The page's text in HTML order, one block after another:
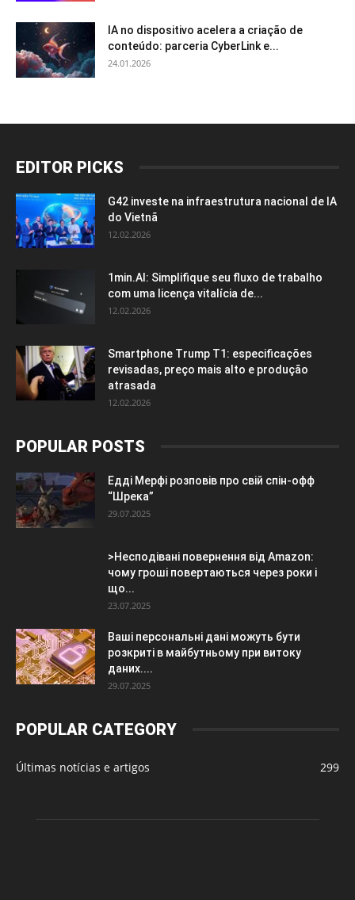
IA no dispositivo acelera a criação de
conteúdo: parceria CyberLink e...
24.01.2026
EDITOR PICKS
G42 investe na infraestrutura nacional de IA
do Vietnã
12.02.2026
1min.AI: Simplifique seu fluxo de trabalho
com uma licença vitalícia de...
12.02.2026
Smartphone Trump T1: especificações
revisadas, preço mais alto e produção
atrasada
12.02.2026
POPULAR POSTS
Едді Мерфі розповів про свій спін-офф
“Шрека”
29.07.2025
>Несподівані повернення від Amazon:
чому гроші повертаються через роки і
що...
23.07.2025
Ваші персональні дані можуть бути
розкриті в майбутньому при витоку
даних....
29.07.2025
POPULAR CATEGORY
Últimas notícias e artigos 299